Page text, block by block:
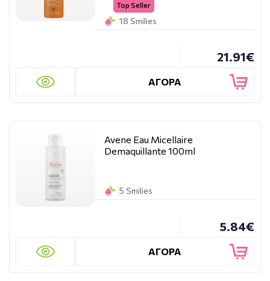
Top Seller
18 Smilies
21.91€
ΑΓΟΡΑ
Avene Eau Micellaire
Demaquillante 100ml
5 Smilies
5.84€
ΑΓΟΡΑ